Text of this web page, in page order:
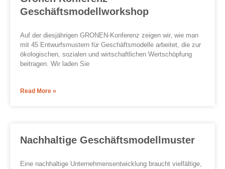
Geschäftsmodellworkshop
Auf der diesjährigen GRONEN-Konferenz zeigen wir, wie man
mit 45 Entwurfsmustern für Geschäftsmodelle arbeitet, die zur
ökologischen, sozialen und wirtschaftlichen Wertschöpfung
beitragen. Wir laden Sie
Read More »
Nachhaltige Geschäftsmodellmuster
Eine nachhaltige Unternehmensentwicklung braucht vielfältige,